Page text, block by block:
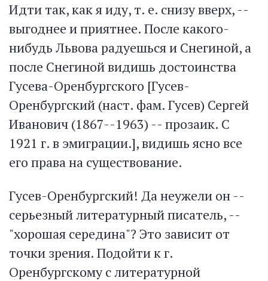
Идти так, как я иду, т. е. снизу вверх, --
выгоднее и приятнее. После какого-
нибудь Львова радуешься и Снегиной, а
после Снегиной видишь достоинства
Гусева-Оренбургского [Гусев-
Оренбургский (наст. фам. Гусев) Сергей
Иванович (1867--1963) -- прозаик. С
1921 г. в эмиграции.], видишь ясно все
его права на существование.
Гусев-Оренбургский! Да неужели он --
серьезный литературный писатель, --
"хорошая середина"? Это зависит от
точки зрения. Подойти к г.
Оренбургскому с литературной